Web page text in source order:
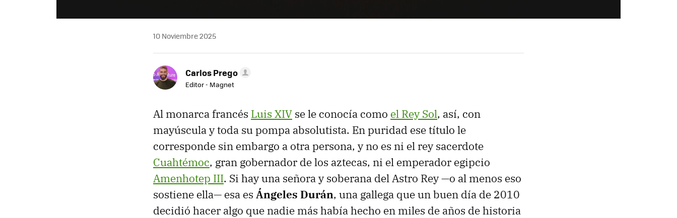
10 Noviembre 2025
Carlos Prego
Editor - Magnet
Al monarca francés Luis XIV se le conocía como el Rey Sol, así, con
mayúscula y toda su pompa absolutista. En puridad ese título le
corresponde sin embargo a otra persona, y no es ni el rey sacerdote
Cuahtémoc, gran gobernador de los aztecas, ni el emperador egipcio
Amenhotep III. Si hay una señora y soberana del Astro Rey —o al menos eso
sostiene ella— esa es Ángeles Durán, una gallega que un buen día de 2010
decidió hacer algo que nadie más había hecho en miles de años de historia